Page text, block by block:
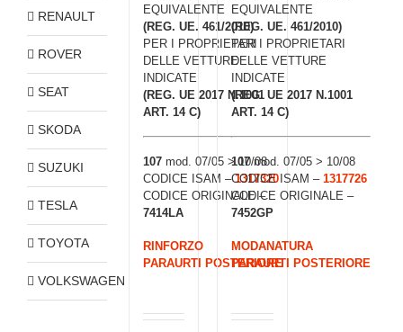
EQUIVALENTE
(REG. UE. 461/2010)
PER I PROPRIETARI
DELLE VETTURE
INDICATE
(REG. UE 2017 N.1001
ART. 14 C)
107mod. 07/05 > 10/08
CODICE ISAM –1317320
CODICE ORIGINALE –
7414LA
RINFORZO
PARAURTI POSTERIORE
EQUIVALENTE
(REG. UE. 461/2010)
PER I PROPRIETARI
DELLE VETTURE
INDICATE
(REG. UE 2017 N.1001
ART. 14 C)
107mod. 07/05 > 10/08
CODICE ISAM –1317726
CODICE ORIGINALE –
7452GP
MODANATURA
PARAURTI POSTERIORE
RENAULT
ROVER
SEAT
SKODA
SUZUKI
TESLA
TOYOTA
VOLKSWAGEN